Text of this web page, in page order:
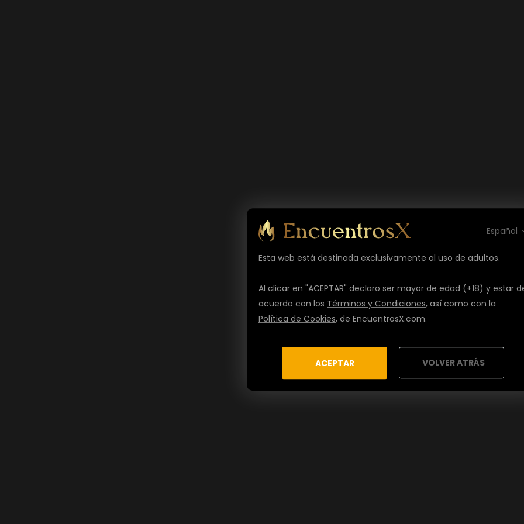
Español
Esta web está destinada exclusivamente al uso de adultos.
Al clicar en "ACEPTAR" declaro ser mayor de edad (+18) y estar
acuerdo con los Términos y Condiciones, así como con la
Política de Cookies, de EncuentrosX.com.
ACEPTAR VOLVER ATRÁS